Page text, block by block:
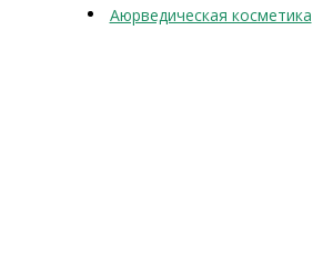
Аюрведическая косметика